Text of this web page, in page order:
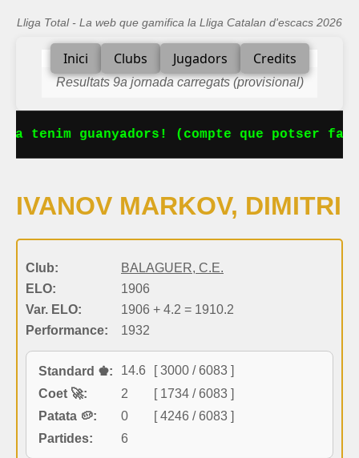
Lliga Total - La web que gamifica la Lliga Catalan d'escacs 2026
Inici Clubs Jugadors Credits
Resultats 9a jornada carregats (provisional)
tenim guanyadors! (compte que potser
IVANOV MARKOV, DIMITRI
Club:
BALAGUER, C.E.
ELO:
1906
Var. ELO:
1906 + 4.2 = 1910.2
Performance:
1932
Standard ♚: 14.6
[ 3000 / 6083 ]
Coet 🚀:
2
[ 1734 / 6083 ]
Patata 🥔:
0
[ 4246 / 6083 ]
Partides:
6